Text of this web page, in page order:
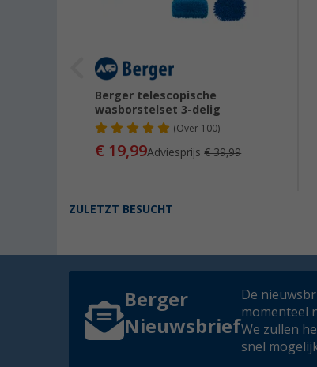
Berger telescopische
wasborstelset 3-delig
(Over 100)
€ 19,99Adviesprijs€ 39,99
ZULETZT BESUCHT
Berger
Nieuwsbrief
De
momenteel
We zullen
snel